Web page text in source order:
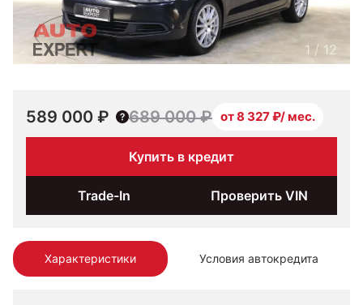
Характеристики Условия автокредита
1 / 12
589 000 ₽ 689 000 ₽ от 8 327 ₽/ мес.
Купить в кредит
Trade-In Проверить VIN